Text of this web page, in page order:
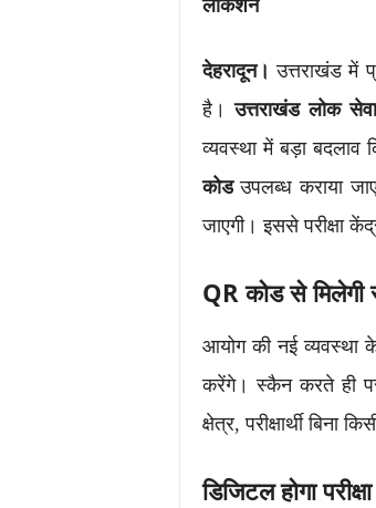
लोकेशन
देहरादून। उत्तराखंड में
है।उत्तराखंड लोक
व्यवस्था में बड़ा बदलाव
कोडउपलब्ध कराया
जाएगी। इससे परीक्षा
QR कोड से मिलेगी
आयोग की नई व्यवस्था
करेंगे। स्कैन करते ही
क्षेत्र, परीक्षार्थी
डिजिटल होगा